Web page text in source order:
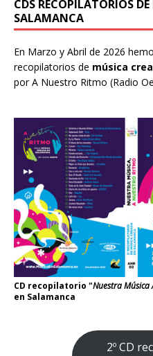
CDS RECOPILATORIOS
SALAMANCA
En Marzo y Abril de 2026
recopilatorios de música
porA Nuestro Ritmo (Radio
CD recopilatorio "Nuestra Música
en Salamanca
2º CD